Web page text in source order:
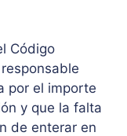
Código
por el importe
y que la falta
de enterar en